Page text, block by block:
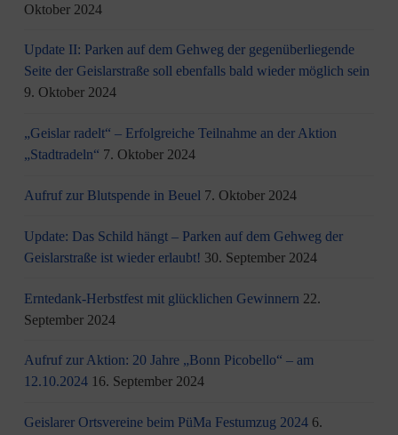
Oktober 2024
Update II: Parken auf dem Gehweg der gegenüberliegende
Seite der Geislarstraße soll ebenfalls bald wieder möglich sein
9. Oktober 2024
„Geislar radelt“ – Erfolgreiche Teilnahme an der Aktion
„Stadtradeln“ 7. Oktober 2024
Aufruf zur Blutspende in Beuel 7. Oktober 2024
Update: Das Schild hängt – Parken auf dem Gehweg der
Geislarstraße ist wieder erlaubt! 30. September 2024
Erntedank-Herbstfest mit glücklichen Gewinnern 22.
September 2024
Aufruf zur Aktion: 20 Jahre „Bonn Picobello“ – am
12.10.2024 16. September 2024
Geislarer Ortsvereine beim PüMa Festumzug 2024 6.